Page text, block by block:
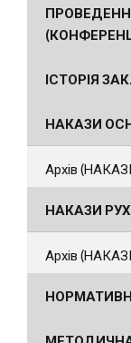
ІСТОРІЯ
НАКАЗИ
Архів
НАКАЗИ РУХ
Архів